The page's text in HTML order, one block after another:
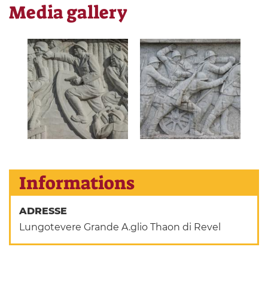
Media gallery
Informations
ADRESSE
Lungotevere Grande A.glio Thaon di Revel